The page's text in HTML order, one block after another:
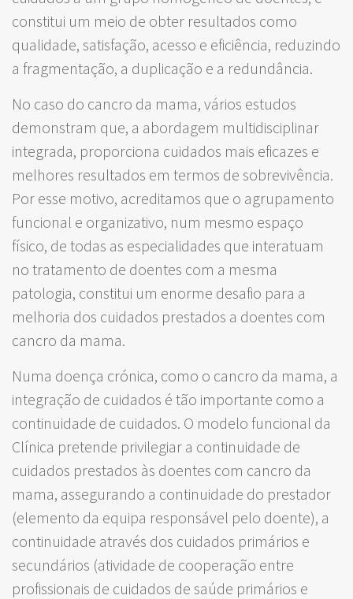
constitui um meio de obter resultados como
qualidade, satisfação, acesso e eficiência, reduzindo
a fragmentação, a duplicação e a redundância.
No caso do cancro da mama, vários estudos
demonstram que, a abordagem multidisciplinar
integrada, proporciona cuidados mais eficazes e
melhores resultados em termos de sobrevivência.
Por esse motivo, acreditamos que o agrupamento
funcional e organizativo, num mesmo espaço
físico, de todas as especialidades que interatuam
no tratamento de doentes com a mesma
patologia, constitui um enorme desafio para a
melhoria dos cuidados prestados a doentes com
cancro da mama.
Numa doença crónica, como o cancro da mama, a
integração de cuidados é tão importante como a
continuidade de cuidados. O modelo funcional da
Clínica pretende privilegiar a continuidade de
cuidados prestados às doentes com cancro da
mama, assegurando a continuidade do prestador
(elemento da equipa responsável pelo doente), a
continuidade através dos cuidados primários e
secundários (atividade de cooperação entre
profissionais de cuidados de saúde primários e